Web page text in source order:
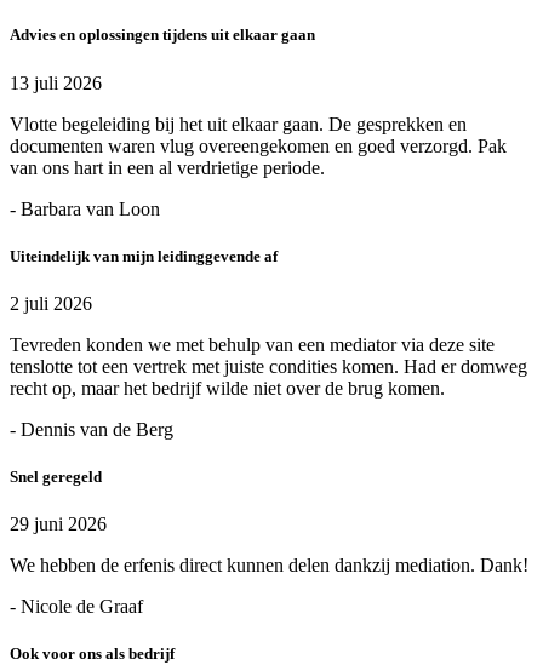
Advies en oplossingen tijdens uit elkaar gaan
13 juli 2026
Vlotte begeleiding bij het uit elkaar gaan. De gesprekken en
documenten waren vlug overeengekomen en goed verzorgd. Pak
van ons hart in een al verdrietige periode.
- Barbara van Loon
Uiteindelijk van mijn leidinggevende af
2 juli 2026
Tevreden konden we met behulp van een mediator via deze site
tenslotte tot een vertrek met juiste condities komen. Had er domweg
recht op, maar het bedrijf wilde niet over de brug komen.
- Dennis van de Berg
Snel geregeld
29 juni 2026
We hebben de erfenis direct kunnen delen dankzij mediation. Dank!
- Nicole de Graaf
Ook voor ons als bedrijf